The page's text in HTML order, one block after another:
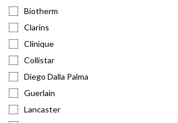
Biotherm
Clarins
Clinique
Collistar
Diego Dalla Palma
Guerlain
Lancaster